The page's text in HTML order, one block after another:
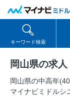
キーワード検索
岡山県の求人
岡山県の中⾼年
マイナビミドルシ